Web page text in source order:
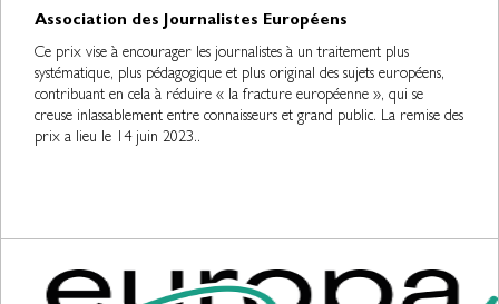
Association des Journalistes Européens
Ce prix vise à encourager les journalistes à un traitement plus
systématique, plus pédagogique et plus original des sujets européens,
contribuant en cela à réduire « la fracture européenne », qui se
creuse inlassablement entre connaisseurs et grand public. La remise des
prix a lieu le 14 juin 2023..